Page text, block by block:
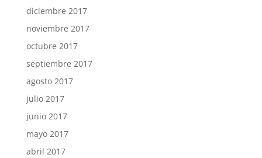
diciembre 2017
noviembre 2017
octubre 2017
septiembre 2017
agosto 2017
julio 2017
junio 2017
mayo 2017
abril 2017